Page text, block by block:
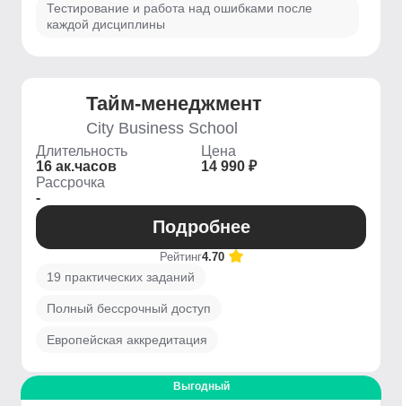
Тестирование и работа над ошибками после
каждой дисциплины
Тайм-менеджмент
City Business School
Длительность
16 ак.часов
Цена
14 990 ₽
Рассрочка
-
Подробнее
Рейтинг4.70
19 практических заданий
Полный бессрочный доступ
Европейская аккредитация
Выгодный